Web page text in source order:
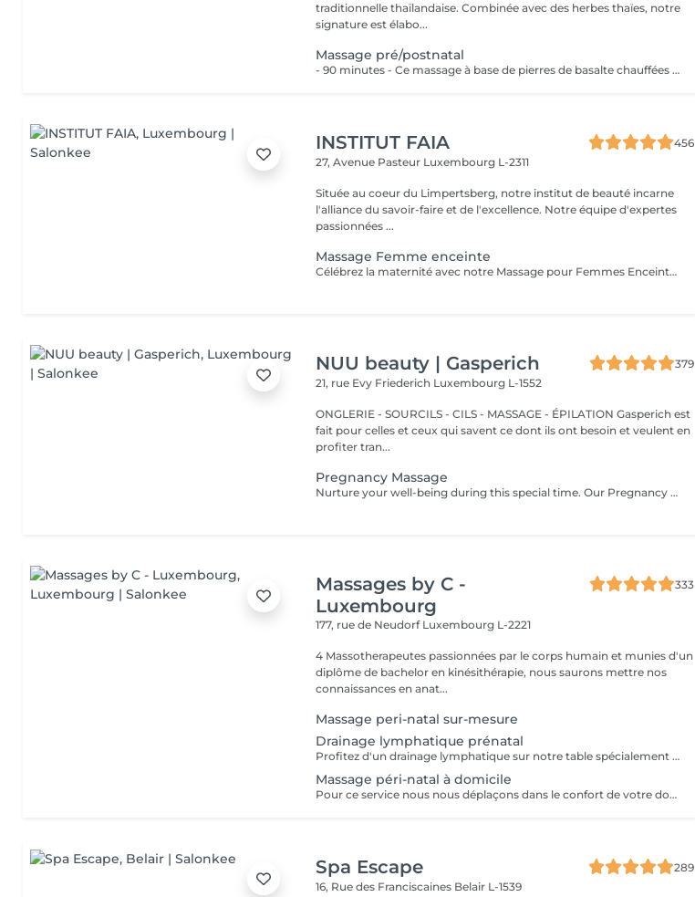
traditionnelle thaïlandaise. Combinée avec des herbes thaïes, notre
signature est élabo...
Massage pré/postnatal
- 90 minutes - Ce massage à base de pierres de basalte chauffées accompagnées dun massage avec les paumes des mains, apaise les tensions et les douleurs de votre corps.
INSTITUT FAIA
456
27, Avenue Pasteur Luxembourg L-2311
Située au coeur du Limpertsberg, notre institut de beauté incarne
l'alliance du savoir-faire et de l'excellence. Notre équipe d'expertes
passionnées ...
Massage Femme enceinte
Célébrez la maternité avec notre Massage pour Femmes Enceintes. Conçu spécialement pour les futures mamans, ce massage offre une parenthèse de bien-être et de soulagement. Nos thérapeutes expérimentés utilisent des techniques douces pour apaiser les maux de dos, les tensions et les jambes fatiguées qui accompagnent souvent la grossesse. Vous serez choyée dans un environnement paisible, garantissant un moment de détente pour vous et votre bébé. Offrez-vous ce moment précieux de détente pour vous sentir choyée, détendue et prête à embrasser chaque instant de votre grossesse en toute sérénité
NUU beauty | Gasperich
379
21, rue Evy Friederich Luxembourg L-1552
ONGLERIE - SOURCILS - CILS - MASSAGE - ÉPILATION Gasperich est
fait pour celles et ceux qui savent ce dont ils ont besoin et veulent en
profiter tran...
Pregnancy Massage
Nurture your well-being during this special time. Our Pregnancy Massage is a gentle, relaxing treatment designed to reduce muscle tension, improve circulation, and ease discomfort commonly experienced during pregnancy. Soft, flowing techniques and comfortable side-lying positioning provide deep relaxation without placing pressure on the abdomen. Hypoallergenic, unscented oils are used to care for sensitive skin and maintain comfort throughout the session. This massage helps relieve tension in the lower back and shoulders, reduces swelling and heaviness in the legs, improves overall circulation, and promotes a sense of ease and balance in the body. This treatment is performed only with the approval of your doctor.
Massages by C -
Luxembourg
333
177, rue de Neudorf Luxembourg L-2221
4 Massotherapeutes passionnées par le corps humain et munies d'un
diplôme de bachelor en kinésithérapie, nous saurons mettre nos
connaissances en anat...
Massage peri-natal sur-mesure
Drainage lymphatique prénatal
Profitez d'un drainage lymphatique sur notre table spécialement conçues pour nos clientes enceintes Avec des coussins amovibles, vous pourrez de nouveau vous allonger sur le ventre pour profiter pleinement de votre drainage, du premier au dernier trimestre
Massage péri-natal à domicile
Pour ce service nous nous déplaçons dans le confort de votre domicile avec notre table péri-natale Déplacement à Luxembourg ville ou alentours proches uniquement Le but du massage sera d'adapter la séance de sorte à vous permettre de profiter pleinement d'un massage normal, en vous allongeant notamment sur le ventre grâce à un espace prévu pour le ventre dans la table. Ainsi nous ne masserons pas votre ventre mais les zones musculaires de votre choix en fonction de vos douleurs, tensions, ou rétention. Le massage durera entre 1h et 1h30 (selon votre réservation) et débutera après notre temps de trajet et installation. Ainsi pour un rendez-vous pris à 12h, prévoyez que le massage commence vers 12h30.
Spa Escape
289
16, Rue des Franciscaines Belair L-1539